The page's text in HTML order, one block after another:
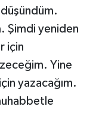
Şimdi yeniden
için
Yine
yazacağım.